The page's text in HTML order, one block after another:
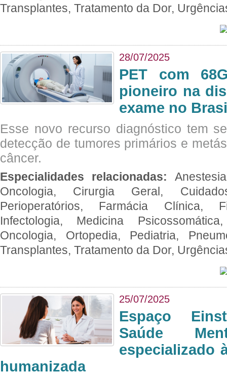
Transplantes, Tratamento da Dor,
28/07/2025
PET com
pioneiro na
exame no
Esse novo recurso diagnóstico tem
detecção de tumores primários e
câncer.
Especialidades relacionadas:
Oncologia, Cirurgia Geral,
Perioperatórios, Farmácia Clínica,
Infectologia, Medicina
Oncologia, Ortopedia, Pediatria,
Transplantes, Tratamento da Dor,
25/07/2025
Espaço
Saúde
especializado
humanizada